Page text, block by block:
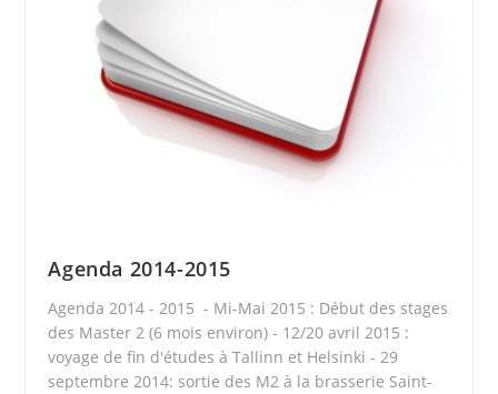
Agenda 2014-2015
Agenda 2014 - 2015 - Mi-Mai 2015 : Début des stages
des Master 2 (6 mois environ) - 12/20 avril 2015 :
voyage de fin d'études à Tallinn et Helsinki - 29
septembre 2014: sortie des M2 à la brasserie Saint-